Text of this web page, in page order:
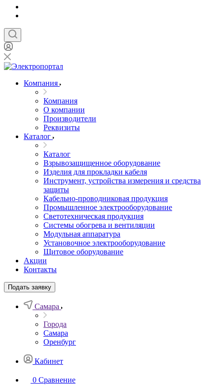
Компания
Компания
О компании
Производители
Реквизиты
Каталог
Каталог
Взрывозащищенное оборудование
Изделия для прокладки кабеля
Инструмент, устройства измерения и средства
защиты
Кабельно-проводниковая продукция
Промышленное электрооборудование
Светотехническая продукция
Системы обогрева и вентиляции
Модульная аппаратура
Установочное электрооборудование
Щитовое оборудование
Акции
Контакты
Подать заявку
Самара
Города
Самара
Оренбург
Кабинет
0 Сравнение